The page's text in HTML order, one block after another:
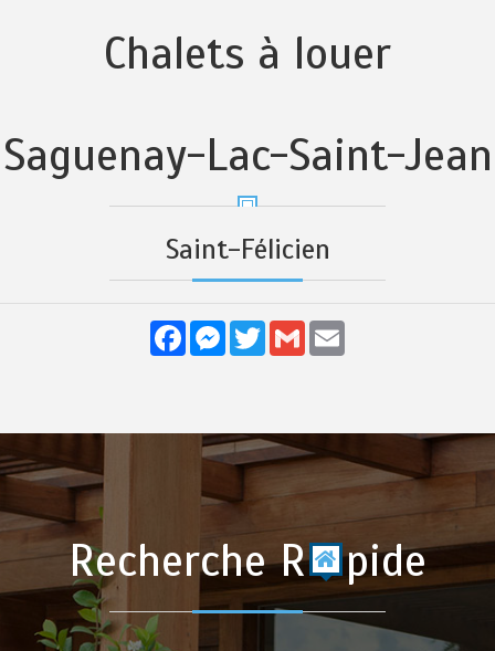
Chalets à louer
Saguenay-Lac-Saint-Jean
Saint-Félicien
FacebookMessenger
TwitterGmail
Recherche R pide